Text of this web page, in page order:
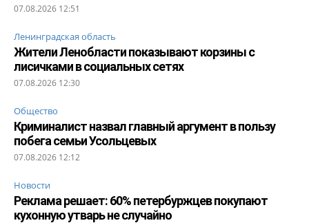
07.08.2026 12:51
Ленинградская область
Жители Ленобласти показывают корзины с
лисичками в социальных сетях
07.08.2026 12:30
Общество
Криминалист назвал главный аргумент в пользу
побега семьи Усольцевых
07.08.2026 12:12
Новости
Реклама решает: 60% петербуржцев покупают
кухонную утварь не случайно